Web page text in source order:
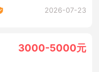
2026-07-23
3000-5000元